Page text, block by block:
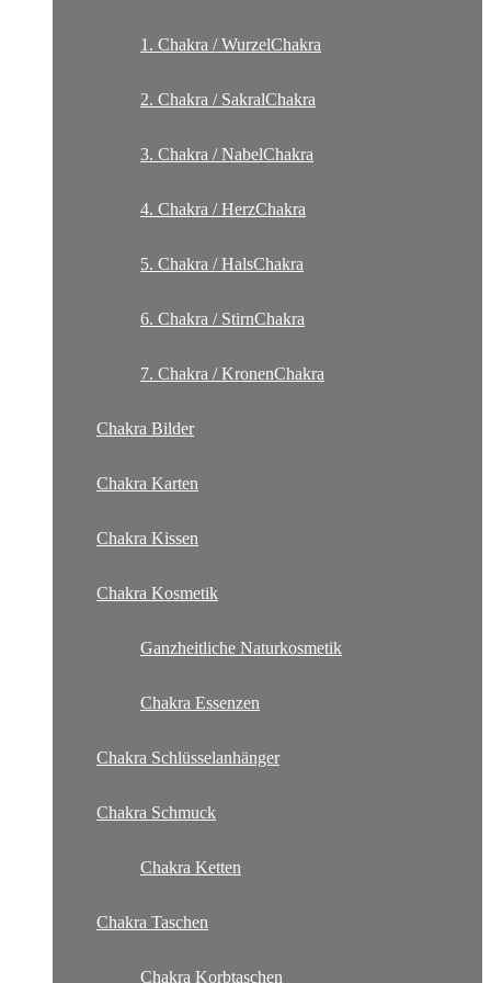
1. Chakra / WurzelChakra
2. Chakra / SakralChakra
3. Chakra / NabelChakra
4. Chakra / HerzChakra
5. Chakra / HalsChakra
6. Chakra / StirnChakra
7. Chakra / KronenChakra
Chakra Bilder
Chakra Karten
Chakra Kissen
Chakra Kosmetik
Ganzheitliche Naturkosmetik
Chakra Essenzen
Chakra Schlüsselanhänger
Chakra Schmuck
Chakra Ketten
Chakra Taschen
Chakra Korbtaschen